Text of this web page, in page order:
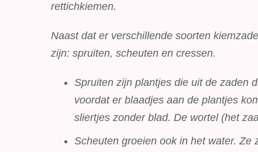
rettichkiemen.
Naast dat er verschillende soorten
zijn: spruiten, scheuten en cressen.
Spruiten zijn plantjes die uit de zaden
voordat er blaadjes aan de plantjes
sliertjes zonder blad. De wortel (het
Scheuten groeien ook in het water.